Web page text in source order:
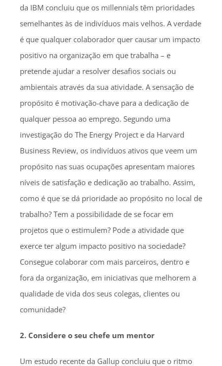
da IBM concluiu que os millennials têm prioridades
semelhantes às de indivíduos mais velhos. A verdade
é que qualquer colaborador quer causar um impacto
positivo na organização em que trabalha – e
pretende ajudar a resolver desafios sociais ou
ambientais através da sua atividade. A sensação de
propósito é motivação-chave para a dedicação de
qualquer pessoa ao emprego. Segundo uma
investigação do The Energy Project e da Harvard
Business Review, os indivíduos ativos que veem um
propósito nas suas ocupações apresentam maiores
níveis de satisfação e dedicação ao trabalho. Assim,
como é que se dá prioridade ao propósito no local de
trabalho? Tem a possibilidade de se focar em
projetos que o estimulem? Pode a atividade que
exerce ter algum impacto positivo na sociedade?
Consegue colaborar com mais parceiros, dentro e
fora da organização, em iniciativas que melhorem a
qualidade de vida dos seus colegas, clientes ou
comunidade?
2. Considere o seu chefe um mentor
Um estudo recente da Gallup concluiu que o ritmo